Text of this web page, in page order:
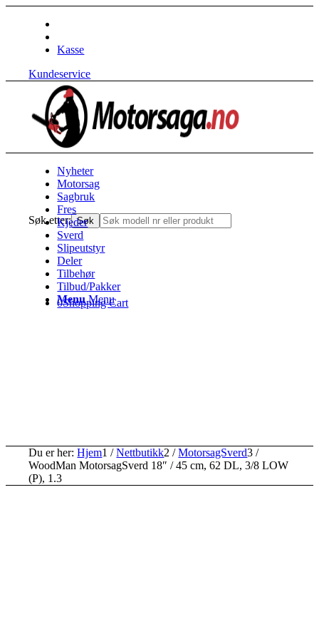
Kasse
Kundeservice
Søk etter: Søk
0Shopping Cart
Nyheter
Motorsag
Sagbruk
Fres
Kjeder
Sverd
Slipeutstyr
Deler
Tilbehør
Tilbud/Pakker
Menu Menu
Du er her: Hjem1 / Nettbutikk2 / MotorsagSverd3 /
WoodMan MotorsagSverd 18″ / 45 cm, 62 DL, 3/8 LOW
(P), 1.3